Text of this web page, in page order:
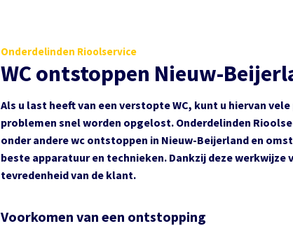
Onderdelinden Rioolservice
WC ontstoppen Nieuw-
Als u last heeft van een verstopte WC, kunt u hiervan
problemen snel worden opgelost. Onderdelinden
onder andere wc ontstoppen in Nieuw-Beijerland en
beste apparatuur en technieken. Dankzij deze
tevredenheid van de klant.
Voorkomen van een ontstopping